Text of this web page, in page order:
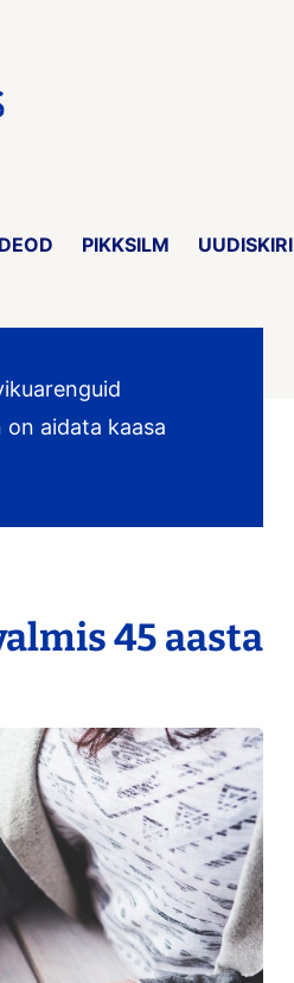
PIKKSILM UUDISKIRI
aidata kaasa
45 aasta